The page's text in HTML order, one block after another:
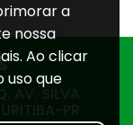
AV. SILVA
PR
a
nossa
Ao clicar
uso que